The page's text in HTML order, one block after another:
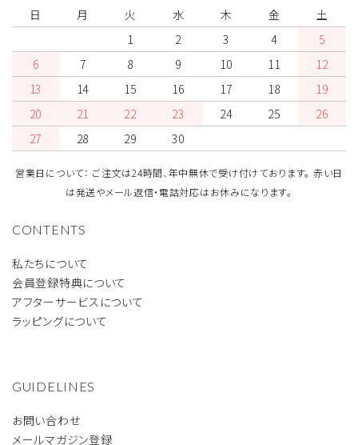
CONTENTS
私たちについて
会員登録特典について
アフターサービスについて
ラッピングについて
GUIDELINES
お問い合わせ
メールマガジン登録
日 月 火 水 木 金
土
1
2 3 4
5
6
7 8 9 10 11
12
13
14 15 16 17 18
19
20
21 22 23 24 25
26
27
28 29 30
営業日について： ご注文は24時間、年中無休で受け付けております。 赤い日
は発送やメール返信・電話対応はお休みになります。